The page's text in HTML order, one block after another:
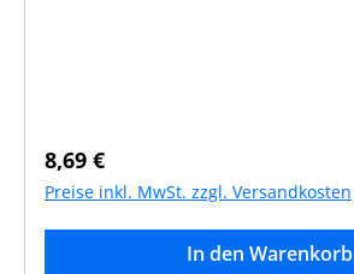
Regulärer Preis:
8,69 €
Preise inkl. MwSt. zzgl. Versandkosten
In den Warenkorb